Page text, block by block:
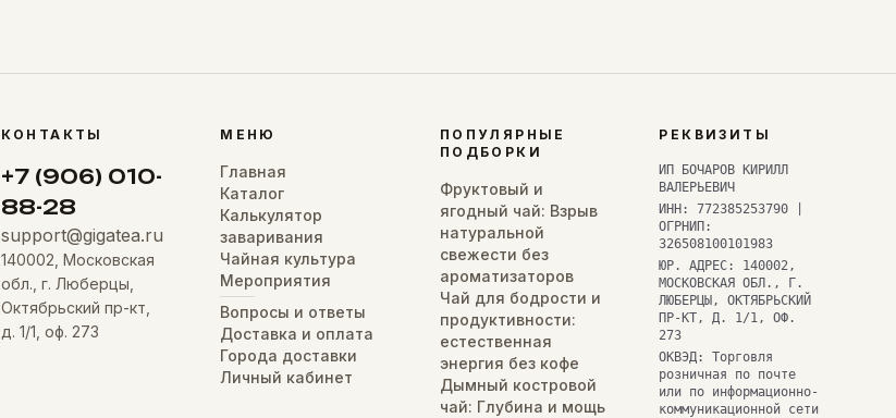
КОНТАКТЫ
+7 (906) 010-
88-28
support@gigatea.ru
140002, Московская
обл., г. Люберцы,
Октябрьский пр-кт,
д. 1/1, оф. 273
МЕНЮ
Главная
Каталог
Калькулятор
заваривания
Чайная культура
Мероприятия
Вопросы и ответы
Доставка и оплата
Города доставки
Личный кабинет
ПОПУЛЯРНЫЕ
ПОДБОРКИ
Фруктовый и
ягодный чай: Взрыв
натуральной
свежести без
ароматизаторов
Чай для бодрости и
продуктивности:
естественная
энергия без кофе
Дымный костровой
чай: Глубина и мощь
РЕКВИЗИТЫ
ИП БОЧАРОВ КИРИЛЛ
ВАЛЕРЬЕВИЧ
ИНН: 772385253790 |
ОГРНИП:
326508100101983
ЮР. АДРЕС: 140002,
МОСКОВСКАЯ ОБЛ., Г.
ЛЮБЕРЦЫ, ОКТЯБРЬСКИЙ
ПР-КТ, Д. 1/1, ОФ.
273
ОКВЭД: Торговля
розничная по почте
или по информационно-
коммуникационной сети